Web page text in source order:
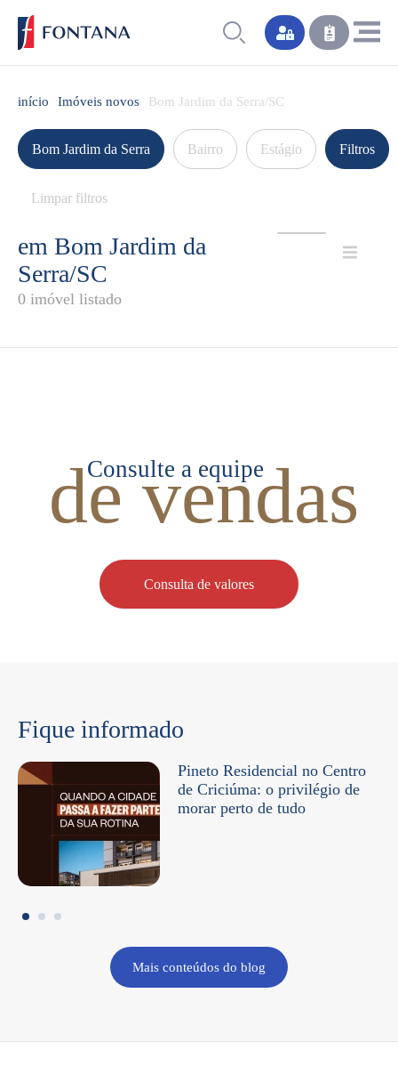
início Imóveis novos Bom Jardim da Serra/SC
Bom Jardim da Serra Bairro Estágio Filtros
Limpar filtros
em Bom Jardim da
Serra/SC
0 imóvel listado
Consulte a equipe
de vendas
Consulta de valores
Fique informado
Pineto Residencial no Centro
de Criciúma: o privilégio de
morar perto de tudo
Mais conteúdos do blog